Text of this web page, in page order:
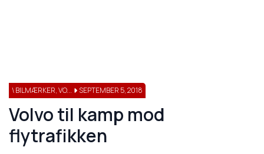
\ BILMÆRKER, VO... SEPTEMBER 5, 2018
Volvo til kamp mod
flytrafikken